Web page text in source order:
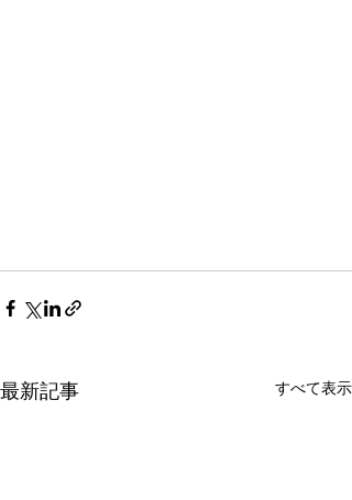
最新記事 すべて表示